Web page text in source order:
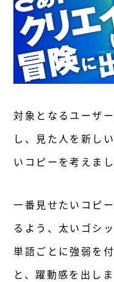
対象となるユーザ
し、見た人を新し
いコピーを考えまし
一番見せたいコピ
るよう、太いゴシ
単語ごとに強弱を
と、躍動感を出しま